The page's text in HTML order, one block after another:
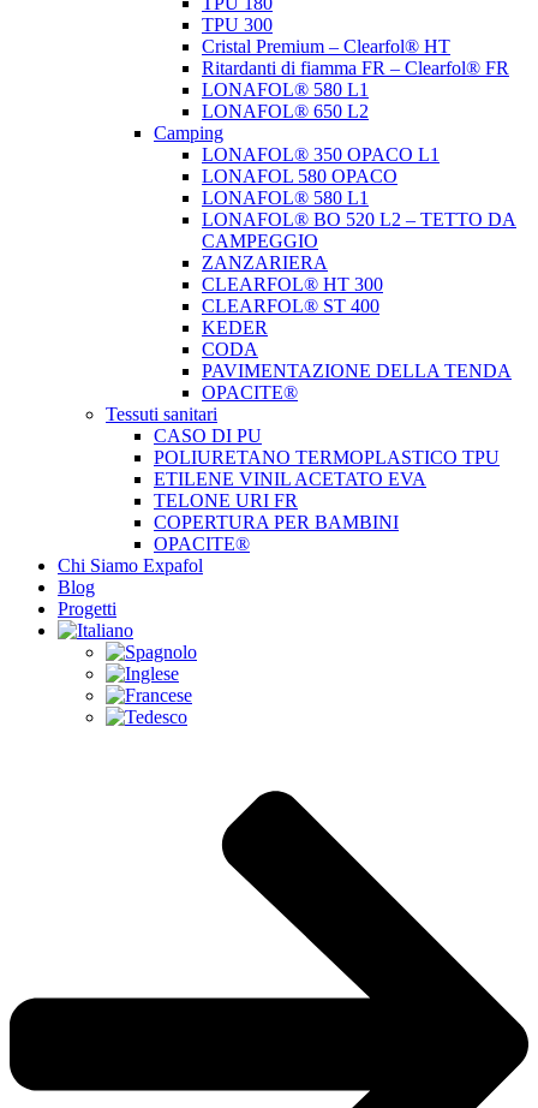
TPU 300
Cristal Premium – Clearfol® HT
Ritardanti di fiamma FR – Clearfol® FR
LONAFOL® 580 L1
LONAFOL® 650 L2
Camping
LONAFOL® 350 OPACO L1
LONAFOL 580 OPACO
LONAFOL® 580 L1
LONAFOL® BO 520 L2 – TETTO DA
CAMPEGGIO
ZANZARIERA
CLEARFOL® HT 300
CLEARFOL® ST 400
KEDER
CODA
PAVIMENTAZIONE DELLA TENDA
OPACITE®
Tessuti sanitari
CASO DI PU
POLIURETANO TERMOPLASTICO TPU
ETILENE VINIL ACETATO EVA
TELONE URI FR
COPERTURA PER BAMBINI
OPACITE®
Chi Siamo Expafol
Blog
Progetti